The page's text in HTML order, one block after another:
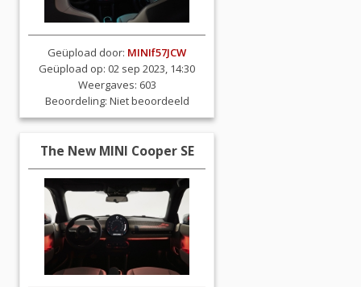
Geüpload door: MINIf57JCW
Geüpload op: 02 sep 2023, 14:30
Weergaves: 603
Beoordeling: Niet beoordeeld
The New MINI Cooper SE